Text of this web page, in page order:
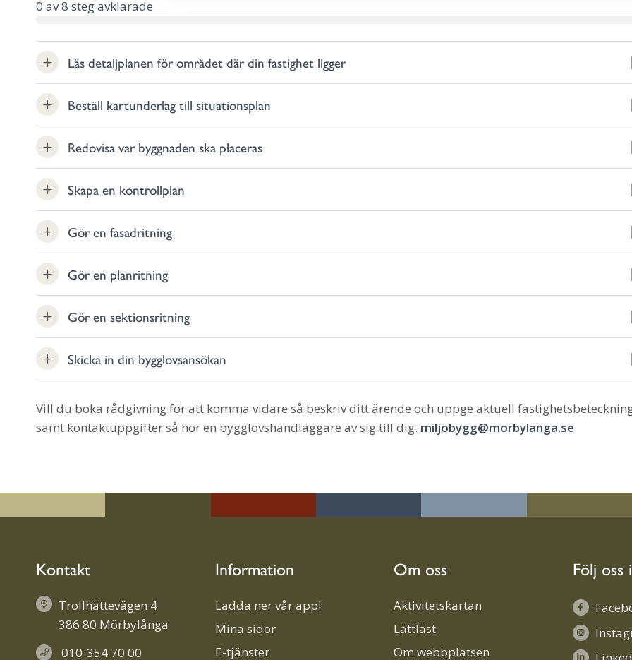
0 av8 steg avklarade
Läs detaljplanen för området där din fastighet ligger
Beställ kartunderlag till situationsplan
Redovisa var byggnaden ska placeras
Skapa en kontrollplan
Gör en fasadritning
Gör en planritning
Gör en sektionsritning
Skicka in din bygglovsansökan
Vill du boka rådgivning för att komma vidare så beskriv ditt ärende och uppge aktuell
samt kontaktuppgifter så hör en bygglovshandläggare av sig till dig. miljobygg@morbylanga.se
Kontakt
Trollhättevägen 4
386 80 Mörbylånga
010-354 70 00
Information
Ladda ner vår app!
Mina sidor
E-tjänster
Om oss
Aktivitetskartan
Lättläst
Om webbplatsen
Följ oss